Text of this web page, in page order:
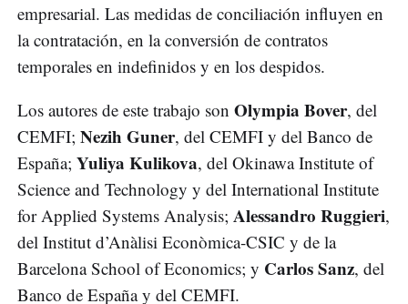
empresarial. Las medidas de conciliación influyen en
la contratación, en la conversión de contratos
temporales en indefinidos y en los despidos.
Los autores de este trabajo son Olympia Bover, del
CEMFI; Nezih Guner, del CEMFI y del Banco de
España; Yuliya Kulikova, del Okinawa Institute of
Science and Technology y del International Institute
for Applied Systems Analysis; Alessandro Ruggieri,
del Institut d’Anàlisi Econòmica-CSIC y de la
Barcelona School of Economics; y Carlos Sanz, del
Banco de España y del CEMFI.